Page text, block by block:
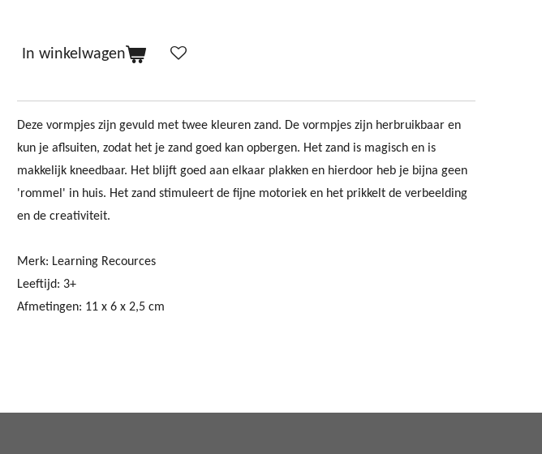
In winkelwagen
Deze vormpjes zijn gevuld met twee kleuren zand. De vormpjes zijn herbruikbaar en
kun je aflsuiten, zodat het je zand goed kan opbergen. Het zand is magisch en is
makkelijk kneedbaar. Het blijft goed aan elkaar plakken en hierdoor heb je bijna geen
'rommel' in huis. Het zand stimuleert de fijne motoriek en het prikkelt de verbeelding
en de creativiteit.
Merk: Learning Recources
Leeftijd: 3+
Afmetingen: 11 x 6 x 2,5 cm